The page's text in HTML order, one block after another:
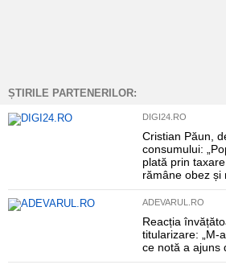
ȘTIRILE PARTENERILOR:
DIGI24.RO
Cristian Păun,
consumului:
plată prin
rămâne obez și
ADEVARUL.RO
Reacția
titularizare: „M-
ce notă a ajuns